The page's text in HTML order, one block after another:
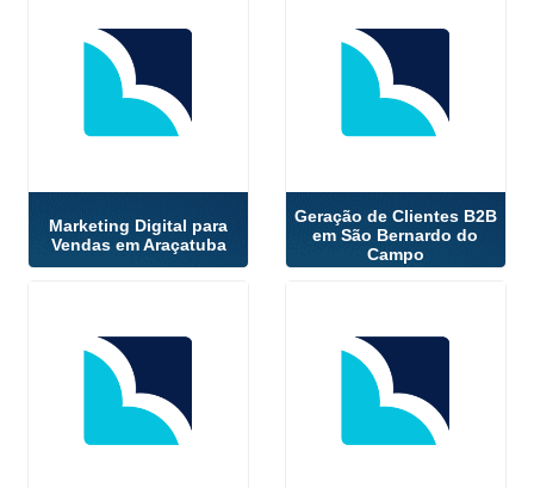
Marketing Digital para
Vendas em Araçatuba
Geração de Clientes B2B
em São Bernardo do
Campo